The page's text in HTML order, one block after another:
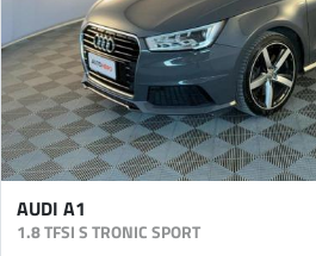
AUDI A1
1.8 TFSI S TRONIC SPORT